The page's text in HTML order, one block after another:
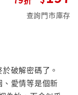
查詢門市庫存
破解密碼了。
愛情等是個新